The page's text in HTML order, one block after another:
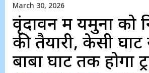
March 30, 2026
वृंदावन में यमुना को
की तैयारी, केसी
बाबा घाट तक होगा